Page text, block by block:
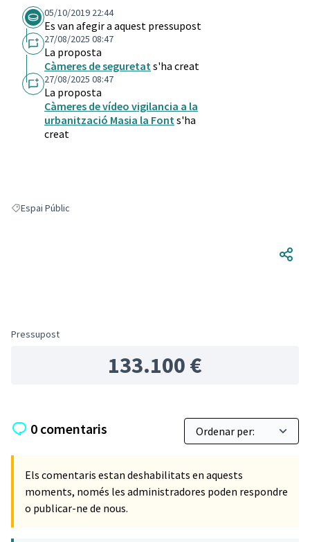
05/10/2019 22:44
Es van afegir a aquest pressupost
27/08/2025 08:47
La proposta
Càmeres de seguretats'ha creat
27/08/2025 08:47
La proposta
Càmeres de vídeo vigilancia a la
urbanització Masia la Fonts'ha
creat
Resultats en filtrar per: Espai Públic
Espai Públic
Pressupost
133.100 €
0 comentaris
Els comentaris estan deshabilitats en aquests
moments, només les administradores poden respondre
o publicar-ne de nous.